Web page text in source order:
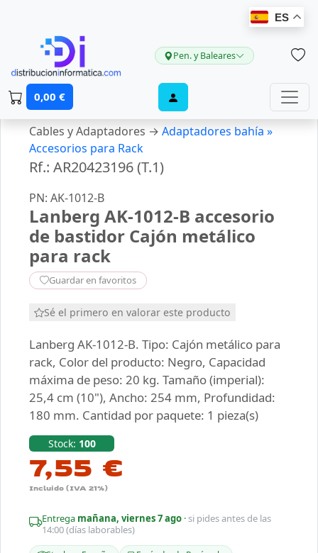
ES
Pen. y Baleares
0,00 €
Cables y Adaptadores → Adaptadores bahía »
Accesorios para Rack
Rf.: AR20423196 (T.1)
PN: AK-1012-B
Lanberg AK-1012-B accesorio
de bastidor Cajón metálico
para rack
Guardar en favoritos
Sé el primero en valorar este producto
Lanberg AK-1012-B. Tipo: Cajón metálico para
rack, Color del producto: Negro, Capacidad
máxima de peso: 20 kg. Tamaño (imperial):
25,4 cm (10"), Ancho: 254 mm, Profundidad:
180 mm. Cantidad por paquete: 1 pieza(s)
Stock: 100
7,55 €
Incluido (IVA 21%)
Entrega mañana, viernes 7 ago ·si pides antes de las
14:00 (días laborables)